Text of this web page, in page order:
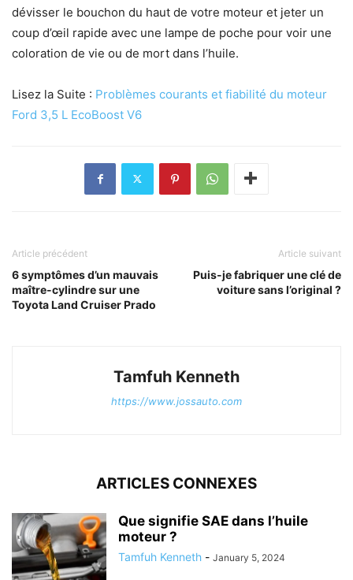
dévisser le bouchon du haut de votre moteur et jeter un
coup d’œil rapide avec une lampe de poche pour voir une
coloration de vie ou de mort dans l’huile.
Lisez la Suite : Problèmes courants et fiabilité du moteur
Ford 3,5 L EcoBoost V6
Article précédent
6 symptômes d’un mauvais
maître-cylindre sur une
Toyota Land Cruiser Prado
Article suivant
Puis-je fabriquer une clé de
voiture sans l’original ?
Tamfuh Kenneth
https://www.jossauto.com
ARTICLES CONNEXES
Que signifie SAE dans l’huile
moteur ?
Tamfuh Kenneth - January 5, 2024